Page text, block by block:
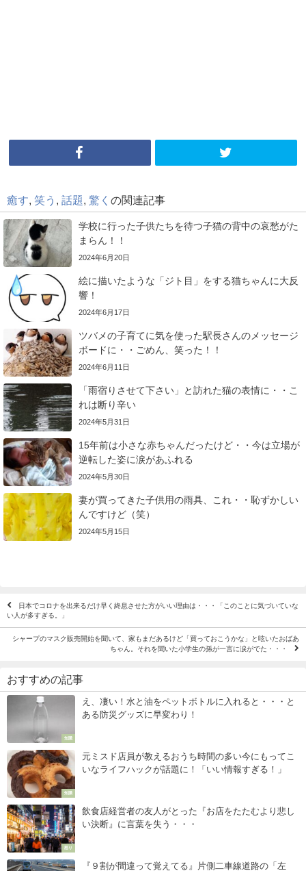
癒す, 笑う , 話題, 驚く の関連記事
学校に行った子供たちを待つ子猫の背中の哀愁がた
まらん！！
2024年6月20日
絵に描いたような「ジト目」をする猫ちゃんに大反
響！
2024年6月17日
ツバメの子育てに気を使った駅長さんのメッセージ
ボードに・・ごめん、笑った！！
2024年6月11日
「雨宿りさせて下さい」と訪れた猫の表情に・・こ
れは断り辛い
2024年5月31日
15年前は小さな赤ちゃんだったけど・・今は立場が
逆転した姿に涙があふれる
2024年5月30日
妻が買ってきた子供用の雨具、これ・・恥ずかしい
んですけど（笑）
2024年5月15日
日本でコロナを出来るだけ早く終息させた方がいい理由は・・・「このことに気づいていな
い人が多すぎる。」
シャープのマスク販売開始を聞いて、家もまだあるけど「買っておこうかな」と呟いたおばあ
ちゃん。それを聞いた小学生の孫が一言に涙がでた・・・
おすすめの記事
知識
え、凄い！水と油をペットボトルに入れると・・・と
ある防災グッズに早変わり！
知識
元ミスド店員が教えるおうち時間の多い今にもってこ
いなライフハックが話題に！「いい情報すぎる！」
怒り
飲食店経営者の友人がとった『お店をたたむより悲し
い決断』に言葉を失う・・・
『９割が間違って覚えてる』片側二車線道路の「左